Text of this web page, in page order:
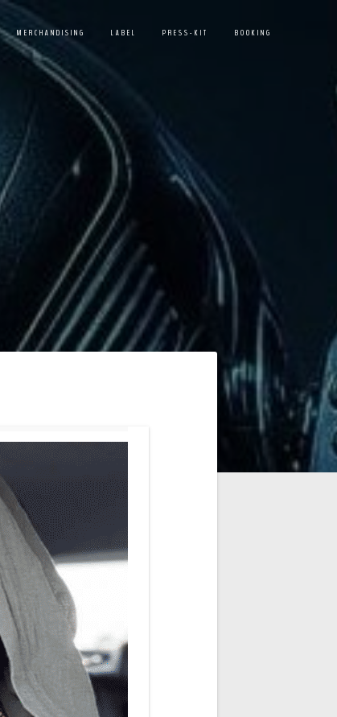
MERCHANDISING LABEL PRESS-KIT BOOKING